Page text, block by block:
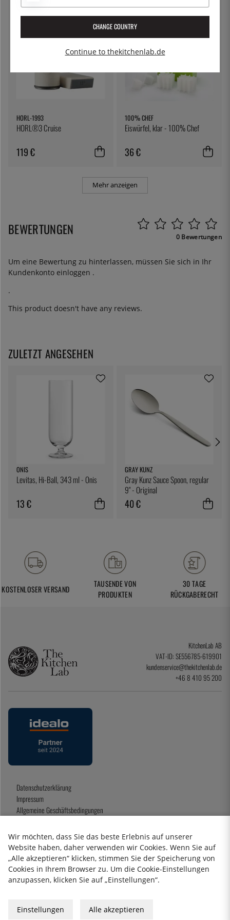
HORL-1993
HORL®3 Cruise
119 €
100% CHEF
Eiswürfel, klar - 100% Chef
36 €
Mehr anzeigen
BEWERTUNGEN 0 Bewertungen
Um eine Bewertung zu hinterlassen, müssen Sie sich in Ihr
Kundenkonto einloggen .
.
This product doesn't have any reviews.
ZULETZT ANGESEHEN
ONIS
Levitas, Hi-Ball, 343 ml - Onis
13 €
GRAY KUNZ
Gray Kunz Sauce Spoon, regular
9" - Original
40 €
KOSTENLOSER VERSAND
TAUSENDE VON
PRODUKTEN
30 TAGE
RÜCKGABERECHT
KitchenLab AB
VAT-ID: SE556785-619901
kundenservice@thekitchenlab.de
+46 8 410 95 200
Datenschutzerklärung
Impressum
Allgemeine Geschäftsbedingungen
2026 KitchenLab AB
Wir möchten, dass Sie das beste Erlebnis auf unserer
Website haben, daher verwenden wir Cookies. Wenn Sie auf
„Alle akzeptieren“ klicken, stimmen Sie der Speicherung von
Cookies in Ihrem Browser zu. Um die Cookie-Einstellungen
anzupassen, klicken Sie auf „Einstellungen“.
Einstellungen Alle akzeptieren
CHANGE COUNTRY
Continue to thekitchenlab.de